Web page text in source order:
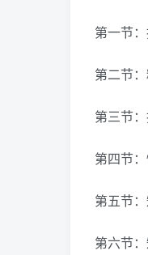
第一节
第二节
第三节
第四节
第五节
第六节